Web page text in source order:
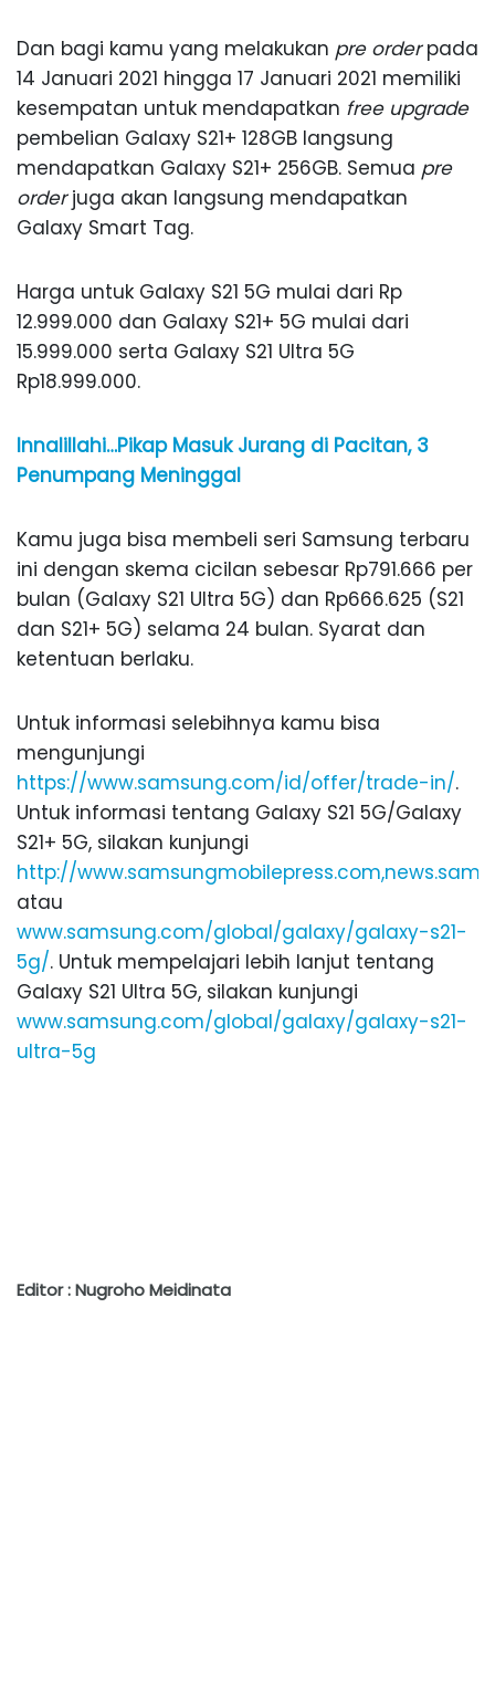
Dan bagi kamu yang melakukan pre orderpada
14 Januari 2021 hingga 17 Januari 2021 memiliki
kesempatan untuk mendapatkan free upgrade
pembelian Galaxy S21+ 128GB langsung
mendapatkan Galaxy S21+ 256GB. Semua pre
orderjuga akan langsung mendapatkan
Galaxy Smart Tag.
Harga untuk Galaxy S21 5G mulai dari Rp
12.999.000 dan Galaxy S21+ 5G mulai dari
15.999.000 serta Galaxy S21 Ultra 5G
Rp18.999.000.
Innalillahi…Pikap Masuk Jurang di Pacitan, 3
Penumpang Meninggal
Kamu juga bisa membeli seri Samsung terbaru
ini dengan skema cicilan sebesar Rp791.666 per
bulan (Galaxy S21 Ultra 5G) dan Rp666.625 (S21
dan S21+ 5G) selama 24 bulan. Syarat dan
ketentuan berlaku.
Untuk informasi selebihnya kamu bisa
mengunjungi
https://www.samsung.com/id/offer/trade-in/.
Untuk informasi tentang Galaxy S21 5G/Galaxy
S21+ 5G, silakan kunjungi
http://
atau
www.samsung.com/global/galaxy/galaxy-s21-
5g/. Untuk mempelajari lebih lanjut tentang
Galaxy S21 Ultra 5G, silakan kunjungi
www.samsung.com/global/galaxy/galaxy-s21-
ultra-5g
Editor : Nugroho Meidinata